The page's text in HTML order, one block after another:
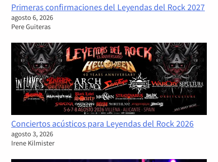
Primeras confirmaciones del Leyendas del Rock 2027
agosto 6, 2026
Pere Guiteras
Conciertos acústicos para Leyendas del Rock 2026
agosto 3, 2026
Irene Kilmister